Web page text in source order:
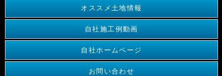
オススメ土地情報
自社施工例動画
自社ホームページ
お問い合わせ